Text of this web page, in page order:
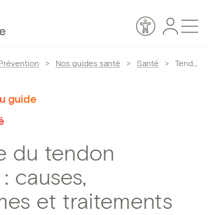
Accessibilité
Espace
> Nos guides santé > Santé > Tendinite du tendon d’Achille : causes, symptômes et traitements
guide
du tendon
causes,
et traitements